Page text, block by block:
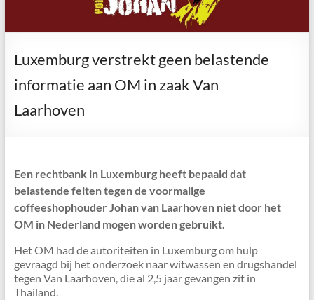
Luxemburg verstrekt geen belastende
informatie aan OM in zaak Van
Laarhoven
Een rechtbank in Luxemburg heeft bepaald dat
belastende feiten tegen de voormalige
coffeeshophouder Johan van Laarhoven niet door het
OM in Nederland mogen worden gebruikt.
Het OM had de autoriteiten in Luxemburg om hulp
gevraagd bij het onderzoek naar witwassen en drugshandel
tegen Van Laarhoven, die al 2,5 jaar gevangen zit in
Thailand.